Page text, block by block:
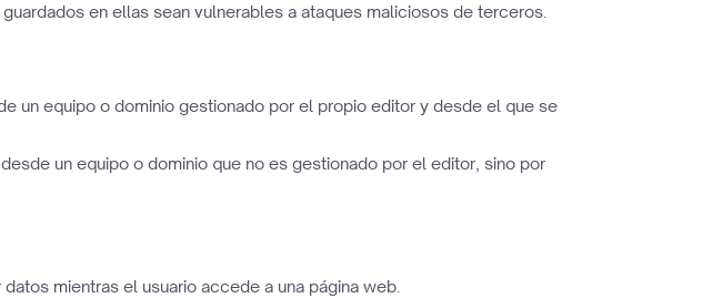
en ellas sean vulnerables a ataques maliciosos de terceros.
un equipo o dominio gestionado por el propio editor y desde el que se
un equipo o dominio que no es gestionado por el editor, sino por
mientras el usuario accede a una página web.